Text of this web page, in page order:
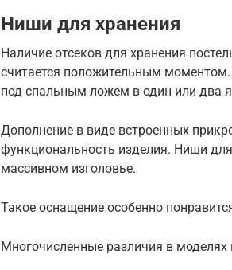
Ниши для хранения
Наличие отсеков для хранения
считается положительным
под спальным ложем в один или два
Дополнение в виде встроенных
функциональность изделия. Ниши
массивном изголовье.
Такое оснащение особенно
Многочисленные различия в моделях